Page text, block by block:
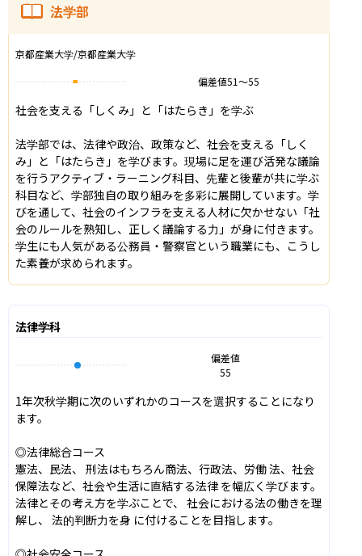
法学部
京都産業大学/京都産業大学
偏差値51〜55
社会を支える「しくみ」と「はたらき」を学ぶ
法学部では、法律や政治、政策など、社会を支える「しく
み」と「はたらき」を学びます。現場に足を運び活発な議論
を行うアクティブ・ラーニング科目、先輩と後輩が共に学ぶ
科目など、学部独自の取り組みを多彩に展開しています。学
びを通して、社会のインフラを支える人材に欠かせない「社
会のルールを熟知し、正しく議論する力」が身に付きます。
学生にも人気がある公務員・警察官という職業にも、こうし
た素養が求められます。
法律学科
偏差値
55
1年次秋学期に次のいずれかのコースを選択することになり
ます。
◎法律総合コース
憲法、民法、 刑法はもちろん商法、行政法、労働 法、社会
保障法など、社会や生活に直結する法律 を幅広く学びます。
法律とその考え方を学ぶことで、 社会における法の働きを理
解し、 法的判断力を身 に付けることを目指します。